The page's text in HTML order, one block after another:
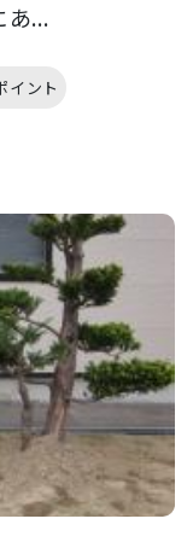
あ...
イント